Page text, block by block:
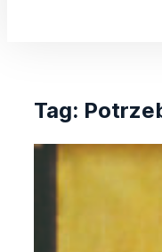
Tag: